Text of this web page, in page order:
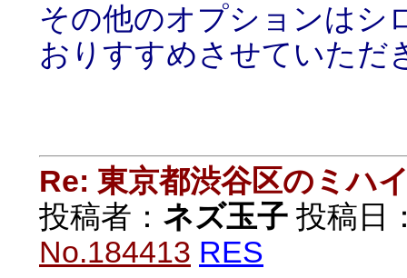
その他のオプションはシ
おりすすめさせていただ
Re: 東京都渋谷区のミハ
投稿者： ネズ玉子 投稿日
No.184413 RES